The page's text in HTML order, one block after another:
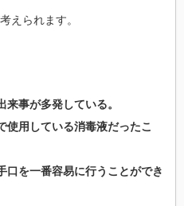
えられます。
事が多発している。
使用している消毒液だったこ
口を一番容易に行うことができ